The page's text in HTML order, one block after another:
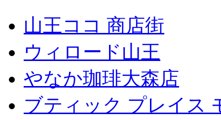
山王ココ 商店街
ウィロード山王
やなか珈琲大森店
ブティック プレイス